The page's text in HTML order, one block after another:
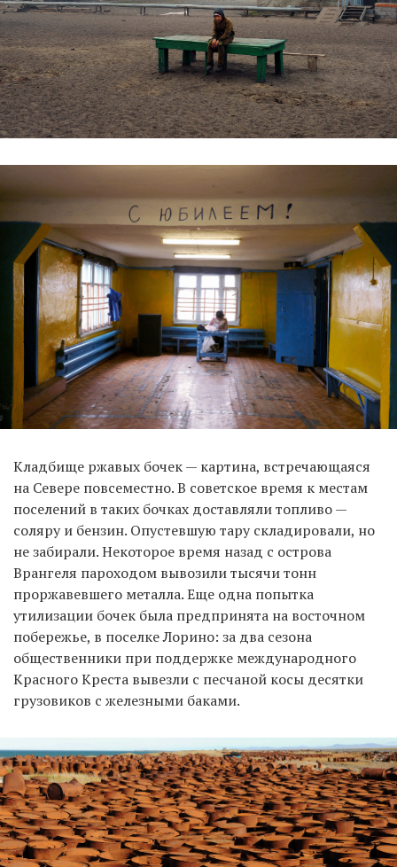
Кладбище ржавых бочек — картина, встречающаяся
на Севере повсеместно. В советское время к местам
поселений в таких бочках доставляли топливо —
соляру и бензин. Опустевшую тару складировали, но
не забирали. Некоторое время назад с острова
Врангеля пароходом вывозили тысячи тонн
проржавевшего металла. Еще одна попытка
утилизации бочек была предпринята на восточном
побережье, в поселке Лорино: за два сезона
общественники при поддержке международного
Красного Креста вывезли с песчаной косы десятки
грузовиков с железными баками.